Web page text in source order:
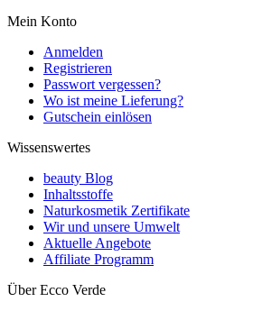
Mein Konto
Anmelden
Registrieren
Passwort vergessen?
Wo ist meine Lieferung?
Gutschein einlösen
Wissenswertes
beauty Blog
Inhaltsstoffe
Naturkosmetik Zertifikate
Wir und unsere Umwelt
Aktuelle Angebote
Affiliate Programm
Über Ecco Verde